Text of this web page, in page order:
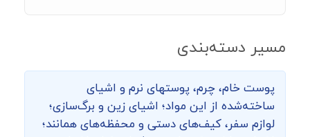
مسیر دسته‌بندی
پوست خام، چرم، پوست­های نرم و اشیای
ساخته‌شده از این مواد؛ اشیای زین و برگ‌سازی؛
لوازم سفر، کیف‌های دستی و محفظه‌های همانند؛